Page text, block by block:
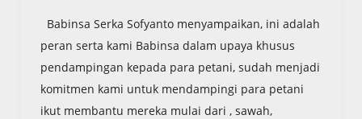
Babinsa Serka Sofyanto menyampaikan, ini adalah
peran serta kami Babinsa dalam upaya khusus
pendampingan kepada para petani, sudah menjadi
komitmen kami untuk mendampingi para petani
ikut membantu mereka mulai dari , sawah,